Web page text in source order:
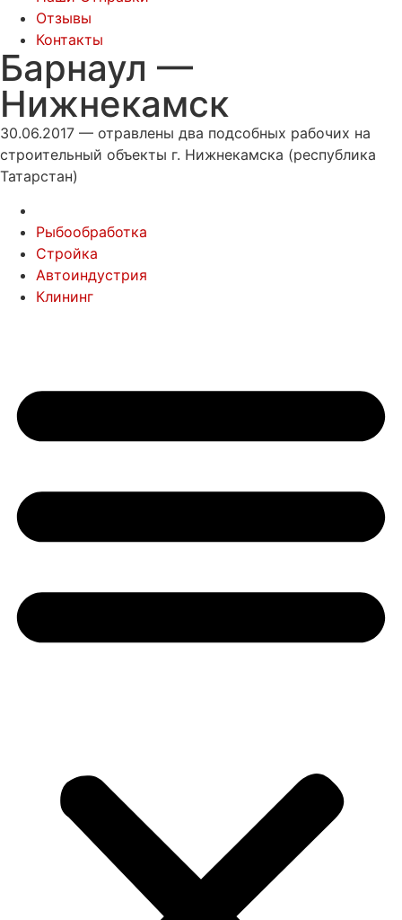
Отзывы
Контакты
Барнаул —
Нижнекамск
30.06.2017 — отравлены два подсобных рабочих на
строительный объекты г. Нижнекамска (республика
Татарстан)
Рыбообработка
Стройка
Автоиндустрия
Клининг